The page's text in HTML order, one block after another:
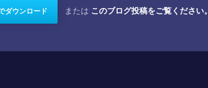
ダウンロード または このブログ投稿をご覧ください。